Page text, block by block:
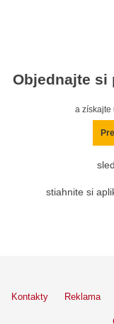
Objednajte si
a získajte
stiahnite si
Kontakty Reklama